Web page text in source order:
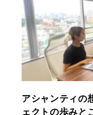
アシャンティの
ェクトの歩みと